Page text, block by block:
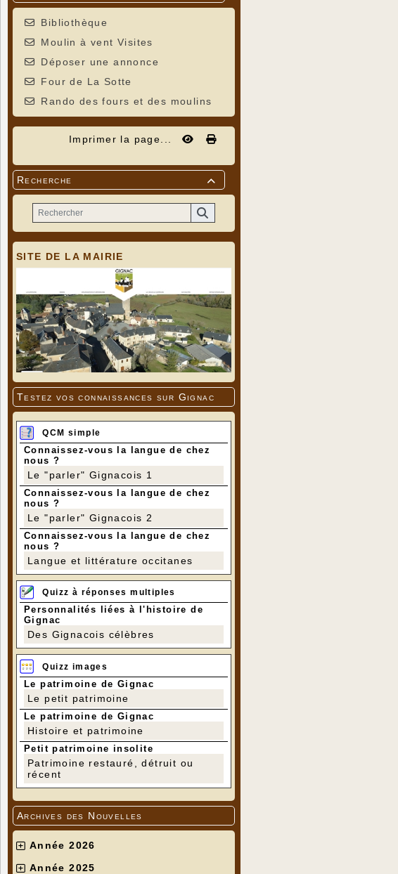
Bibliothèque
Moulin à vent Visites
Déposer une annonce
Four de La Sotte
Rando des fours et des moulins
Imprimer la page...

Recherche
SITE DE LA MAIRIE
Testez vos connaissances sur Gignac
QCM simple
Connaissez-vous la langue de chez
nous ?
Le "parler" Gignacois 1
Connaissez-vous la langue de chez
nous ?
Le "parler" Gignacois 2
Connaissez-vous la langue de chez
nous ?
Langue et littérature occitanes
Quizz à réponses multiples
Personnalités liées à l'histoire de
Gignac
Des Gignacois célèbres
Quizz images
Le patrimoine de Gignac
Le petit patrimoine
Le patrimoine de Gignac
Histoire et patrimoine
Petit patrimoine insolite
Patrimoine restauré, détruit ou
récent
Archives des Nouvelles
Année 2026
Année 2025